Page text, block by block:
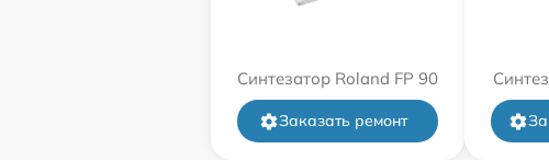
Синтезатор Roland FP 90
Заказать ремонт